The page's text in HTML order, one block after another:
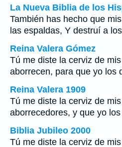
La Nueva Biblia de los
También has hecho que
las espaldas, Y destruí a
Reina Valera Gómez
Tú me diste la cerviz de
aborrecen, para que yo los
Reina Valera 1909
Tú me diste la cerviz de
aborrecedores, y que yo
Biblia Jubileo 2000
Tú me diste la cerviz de